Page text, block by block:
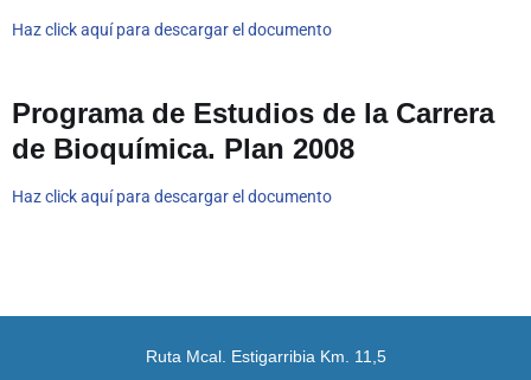
Haz click aquí para descargar el documento
Programa de Estudios de la Carrera
de Bioquímica. Plan 2008
Haz click aquí para descargar el documento
Ruta Mcal. Estigarribia Km. 11,5